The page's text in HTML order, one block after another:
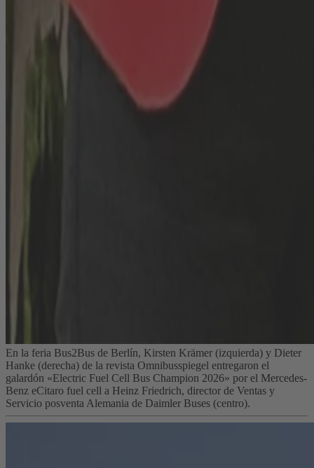
En la feria Bus2Bus de Berlín, Kirsten Krämer (izquierda) y Dieter
Hanke (derecha) de la revista Omnibusspiegel entregaron el
galardón «Electric Fuel Cell Bus Champion 2026» por el Mercedes-
Benz eCitaro fuel cell a Heinz Friedrich, director de Ventas y
Servicio posventa Alemania de Daimler Buses (centro).